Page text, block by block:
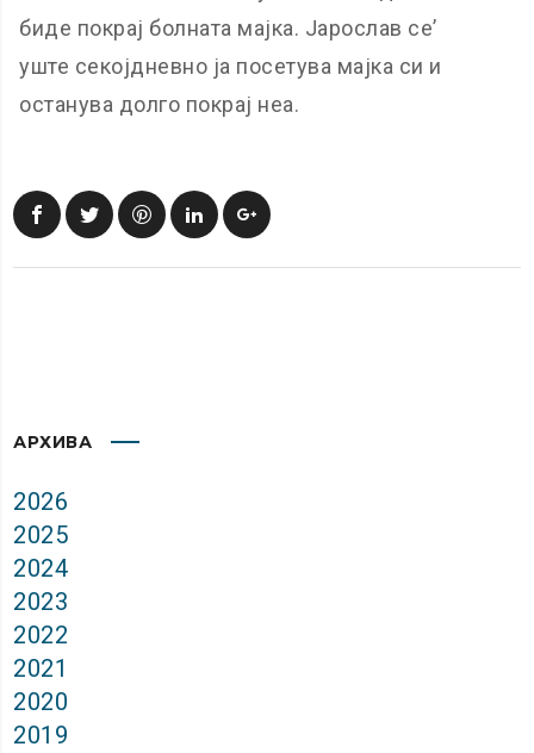
биде покрај болната мајка. Јарослав се’
уште секојдневно ја посетува мајка си и
останува долго покрај неа.
АРХИВА
2026
2025
2024
2023
2022
2021
2020
2019